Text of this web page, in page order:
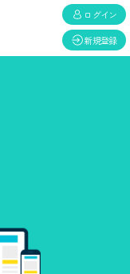
ログイン
新規登録